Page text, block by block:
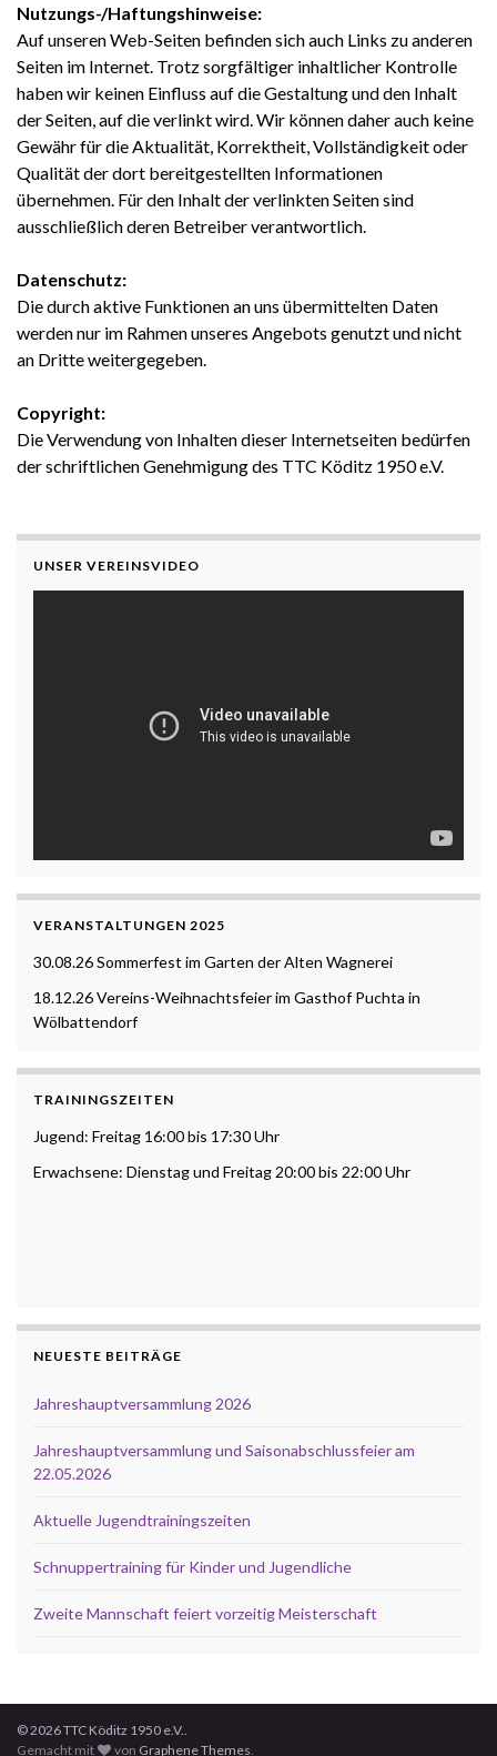
Nutzungs-/Haftungshinweise:
Auf unseren Web-Seiten befinden sich auch Links zu anderen
Seiten im Internet. Trotz sorgfältiger inhaltlicher Kontrolle
haben wir keinen Einfluss auf die Gestaltung und den Inhalt
der Seiten, auf die verlinkt wird. Wir können daher auch keine
Gewähr für die Aktualität, Korrektheit, Vollständigkeit oder
Qualität der dort bereitgestellten Informationen
übernehmen. Für den Inhalt der verlinkten Seiten sind
ausschließlich deren Betreiber verantwortlich.
Datenschutz:
Die durch aktive Funktionen an uns übermittelten Daten
werden nur im Rahmen unseres Angebots genutzt und nicht
an Dritte weitergegeben.
Copyright:
Die Verwendung von Inhalten dieser Internetseiten bedürfen
der schriftlichen Genehmigung des TTC Köditz 1950 e.V.
UNSER VEREINSVIDEO
VERANSTALTUNGEN 2025
30.08.26 Sommerfest im Garten der Alten Wagnerei
18.12.26 Vereins-Weihnachtsfeier im Gasthof Puchta in
Wölbattendorf
TRAININGSZEITEN
Jugend: Freitag 16:00 bis 17:30 Uhr
Erwachsene: Dienstag und Freitag 20:00 bis 22:00 Uhr
NEUESTE BEITRÄGE
Jahreshauptversammlung 2026
Jahreshauptversammlung und Saisonabschlussfeier am
22.05.2026
Aktuelle Jugendtrainingszeiten
Schnuppertraining für Kinder und Jugendliche
Zweite Mannschaft feiert vorzeitig Meisterschaft
© 2026 TTC Köditz 1950 e.V..
Gemacht mit
von Graphene Themes